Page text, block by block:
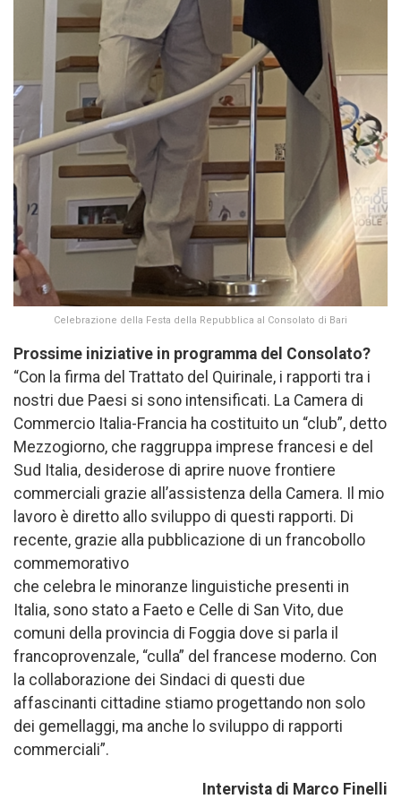
Celebrazione della Festa della Repubblica al Consolato di Bari
Prossime iniziative in programma del Consolato?
“Con la firma del Trattato del Quirinale, i rapporti tra i
nostri due Paesi si sono intensificati. La Camera di
Commercio Italia-Francia ha costituito un “club”, detto
Mezzogiorno, che raggruppa imprese francesi e del
Sud Italia, desiderose di aprire nuove frontiere
commerciali grazie all’assistenza della Camera. Il mio
lavoro è diretto allo sviluppo di questi rapporti. Di
recente, grazie alla pubblicazione di un francobollo
commemorativo
che celebra le minoranze linguistiche presenti in
Italia, sono stato a Faeto e Celle di San Vito, due
comuni della provincia di Foggia dove si parla il
francoprovenzale, “culla” del francese moderno. Con
la collaborazione dei Sindaci di questi due
affascinanti cittadine stiamo progettando non solo
dei gemellaggi, ma anche lo sviluppo di rapporti
commerciali”.
Intervista di Marco Finelli